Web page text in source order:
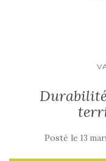
Posté le 13